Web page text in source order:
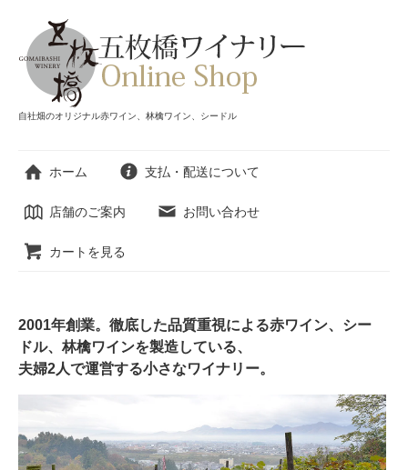
自社畑のオリジナル赤ワイン、林檎ワイン、シードル
ホーム 支払・配送について
店舗のご案内 お問い合わせ
カートを見る
2001年創業。徹底した品質重視による赤ワイン、シー
ドル、林檎ワインを製造している、
夫婦2人で運営する小さなワイナリー。